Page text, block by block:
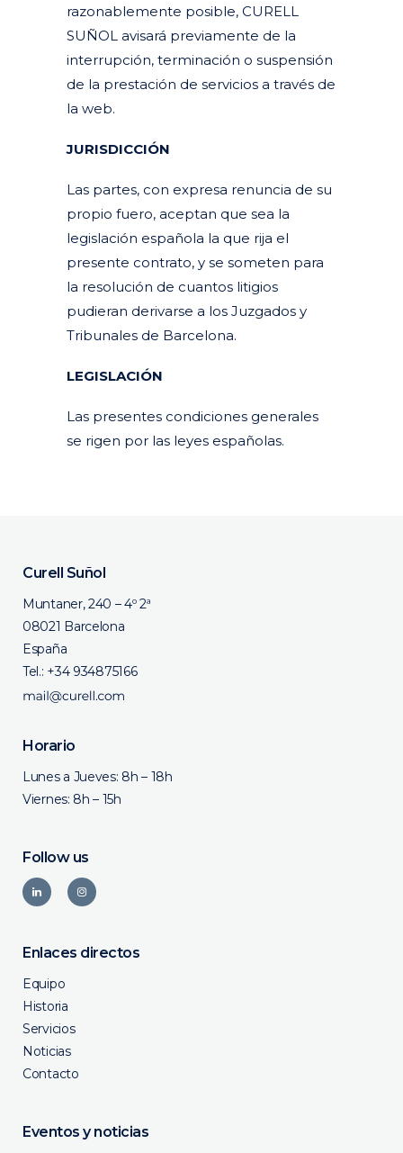
razonablemente posible, CURELL
SUÑOL avisará previamente de la
interrupción, terminación o suspensión
de la prestación de servicios a través de
la web.
JURISDICCIÓN
Las partes, con expresa renuncia de su
propio fuero, aceptan que sea la
legislación española la que rija el
presente contrato, y se someten para
la resolución de cuantos litigios
pudieran derivarse a los Juzgados y
Tribunales de Barcelona.
LEGISLACIÓN
Las presentes condiciones generales
se rigen por las leyes españolas.
Curell Suñol
Muntaner, 240 – 4º 2ª
08021 Barcelona
España
Tel.: +34 934875166
Horario
Lunes a Jueves: 8h – 18h
Viernes: 8h – 15h
Follow us
Enlaces directos
Equipo
Historia
Servicios
Noticias
Contacto
Eventos y noticias